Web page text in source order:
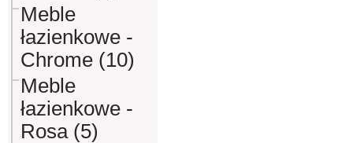
Meble
łazienkowe -
Chrome (10)
Meble
łazienkowe -
Rosa (5)